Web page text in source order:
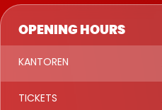
OPENING HOURS
KANTOREN
TICKETS